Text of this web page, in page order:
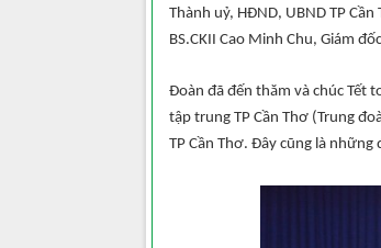
Thành uỷ, HĐND, UBND TP
BS.CKII Cao Minh Chu, Giám
Đoàn đã đến thăm và chúc Tết
tập trung TP Cần Thơ (Trung
TP Cần Thơ. Đây cũng là